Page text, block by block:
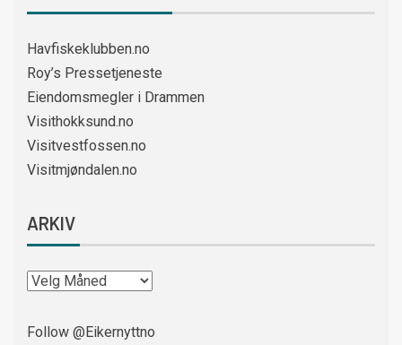
Havfiskeklubben.no
Roy’s Pressetjeneste
Eiendomsmegler i Drammen
Visithokksund.no
Visitvestfossen.no
Visitmjøndalen.no
ARKIV
Follow @Eikernyttno